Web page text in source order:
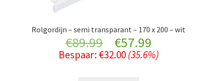
Rolgordijn – semi transparant – 170 x 200 – wit
€89.99
Original
price
€57.99Current
price
Bespaar: €32.00 (35.6%)